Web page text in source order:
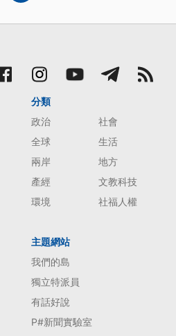
分類
政治
社會
全球
生活
兩岸
地方
產經
文教科技
環境
社福人權
主題網站
我們的島
獨立特派員
有話好說
P#新聞實驗室